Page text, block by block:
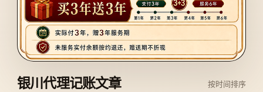
银川代理记账文章 按时间排序